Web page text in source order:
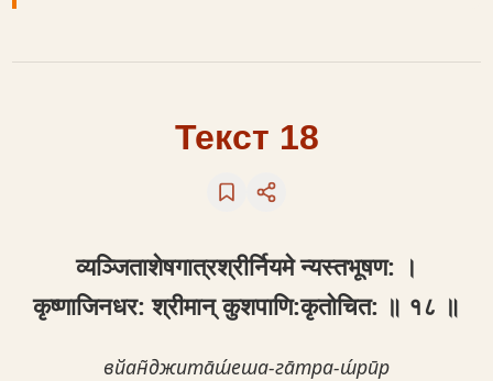
Текст 18
व्यञ्जिताशेषगात्रश्रीर्नियमे न्यस्तभूषण: ।
कृष्णाजिनधर: श्रीमान् कुशपाणि:कृतोचित: ॥ १८ ॥
вйан̃джита̄ш́еша-га̄тра-ш́рӣр